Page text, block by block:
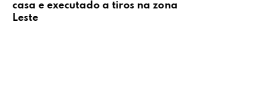
casa e executado a tiros na zona
Leste